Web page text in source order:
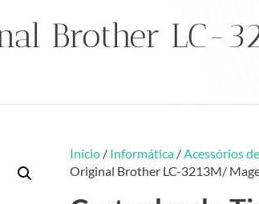
Brother LC-
Início / Informática /Acessórios
Original Brother LC-3213M/